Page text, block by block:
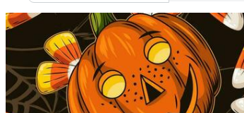
Toutes Images
Photos
PNGs
PSDs
SVGs
Modèles
Vecteurs
Vidéos